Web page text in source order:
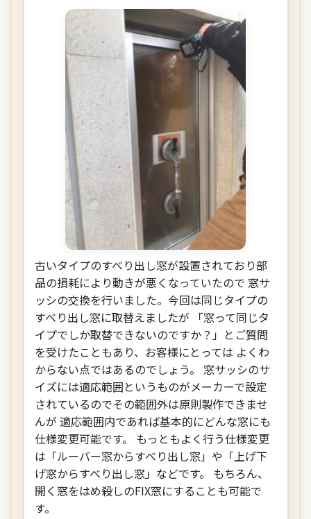
古いタイプのすべり出し窓が設置されており部
品の損耗により動きが悪くなっていたので 窓サ
ッシの交換を行いました。今回は同じタイプの
すべり出し窓に取替えましたが 「窓って同じタ
イプでしか取替できないのですか？」とご質問
を受けたこともあり、お客様にとっては よくわ
からない点ではあるのでしょう。 窓サッシのサ
イズには適応範囲というものがメーカーで設定
されているのでその範囲外は原則製作できませ
んが 適応範囲内であれば基本的にどんな窓にも
仕様変更可能です。 もっともよく行う仕様変更
は「ルーバー窓からすべり出し窓」や「上げ下
げ窓からすべり出し窓」などです。 もちろん、
開く窓をはめ殺しのFIX窓にすることも可能で
す。